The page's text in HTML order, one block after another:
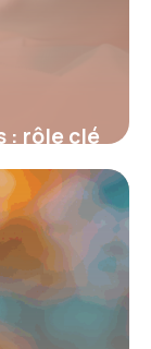
: rôle clé